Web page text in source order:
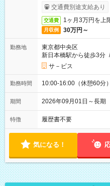
ービス利用可（利用条件
交通費別途支給あり
交通費 1ヶ月3万円を上
月収例 30万円～
勤務地
東京都中央区
新日本橋駅から徒歩3分
サ－ビス
勤務時間 10:00-16:00（休憩60分
期間 2026年09月01日～長
特徴 履歴書不要
気になる！